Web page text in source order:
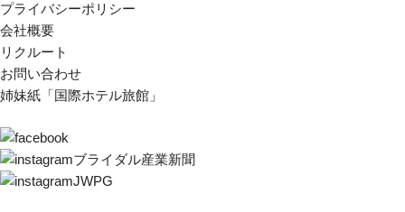
プライバシーポリシー
会社概要
リクルート
お問い合わせ
姉妹紙「国際ホテル旅館」
ブライダル産業新聞
JWPG